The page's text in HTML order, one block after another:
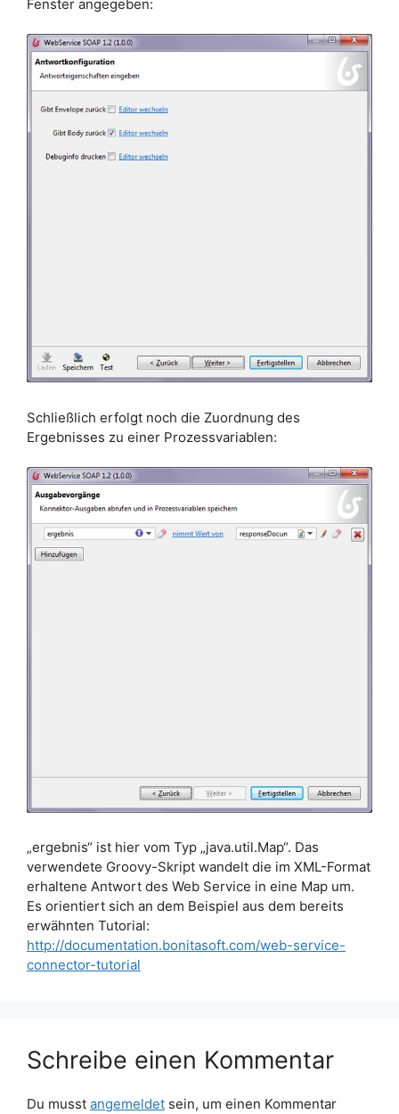
Fenster ange­ge­ben:
Schließlich erfolgt noch die Zuordnung des
Ergebnisses zu einer Prozessvariablen:
„ergebnis“ ist hier vom Typ „java.util.Map“. Das
verwendete Groovy-Skript wandelt die im XML-Format
erhaltene Antwort des Web Service in eine Map um.
Es orientiert sich an dem Beispiel aus dem bereits
erwähnten Tutorial:
http://documentation.bonitasoft.com/web-service-
connector-tutorial
Schreibe einen Kommentar
Du musst angemeldet sein, um einen Kommentar